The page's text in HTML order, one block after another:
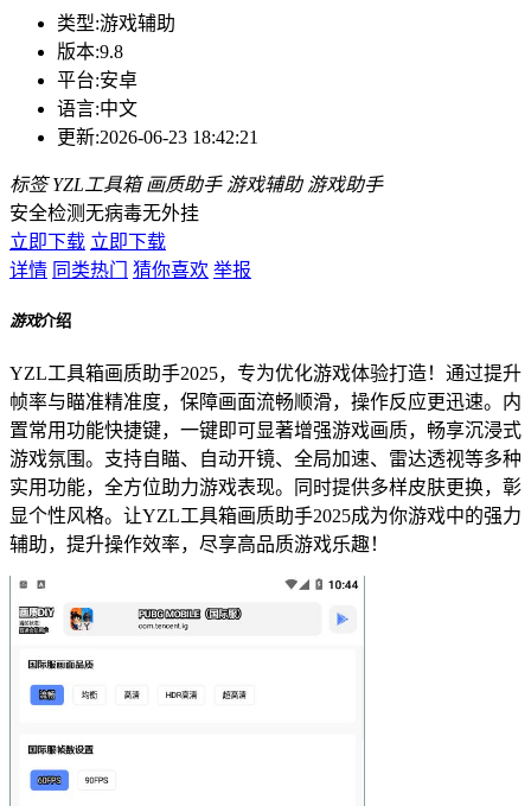
类型:游戏辅助
版本:9.8
平台:安卓
语言:中文
更新:2026-06-23 18:42:21
标签 YZL工具箱 画质助手 游戏辅助 游戏助手
安全检测无病毒无外挂
立即下载 立即下载
详情 同类热门 猜你喜欢 举报
游戏介绍
YZL工具箱画质助手2025，专为优化游戏体验打造！通过提升
帧率与瞄准精准度，保障画面流畅顺滑，操作反应更迅速。内
置常用功能快捷键，一键即可显著增强游戏画质，畅享沉浸式
游戏氛围。支持自瞄、自动开镜、全局加速、雷达透视等多种
实用功能，全方位助力游戏表现。同时提供多样皮肤更换，彰
显个性风格。让YZL工具箱画质助手2025成为你游戏中的强力
辅助，提升操作效率，尽享高品质游戏乐趣！